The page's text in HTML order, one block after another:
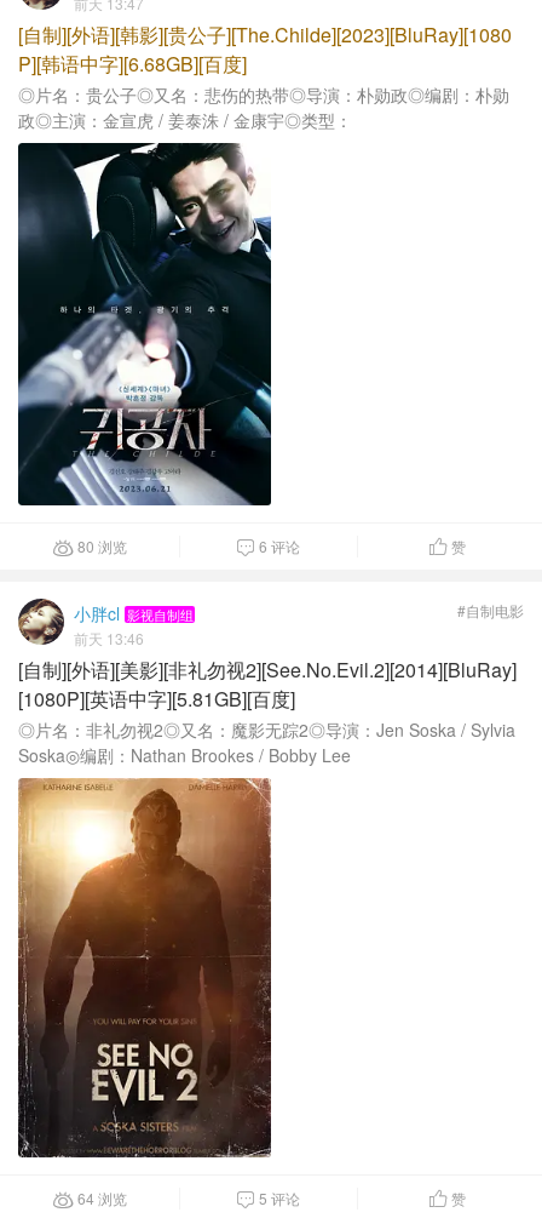
[自制][外语][韩影][贵公子][The.Childe][2023][BluRay][1080
P][韩语中字][6.68GB][百度]
◎片名：贵公子◎又名：悲伤的热带◎导演：朴勋政◎编剧：朴勋
政◎主演：金宣虎 / 姜泰洙 / 金康宇◎类型：
80 浏览  6 评论 赞
小胖cl 影视自制组
前天 13:46
#自制电影
[自制][外语][美影][非礼勿视2][See.No.Evil.2][2014][BluRay]
[1080P][英语中字][5.81GB][百度]
◎片名：非礼勿视2◎又名：魔影无踪2◎导演：Jen Soska / Sylvia
Soska◎编剧：Nathan Brookes / Bobby Lee
64 浏览  5 评论 赞